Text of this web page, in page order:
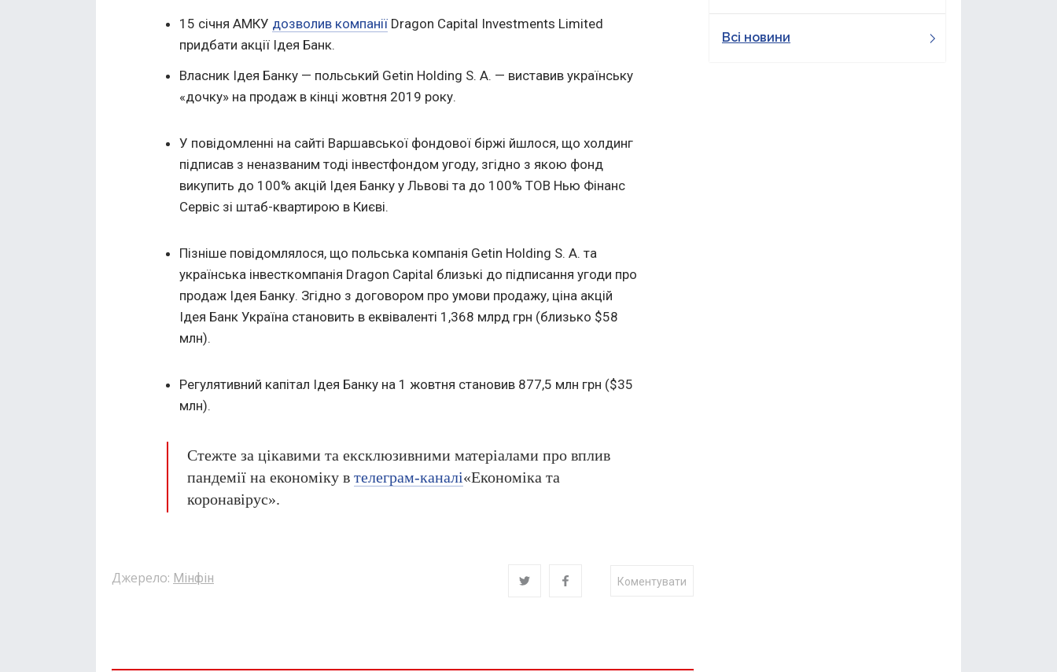
15 січня АМКУ дозволив компанії Dragon Capital Investments Limited
придбати акції Ідея Банк.
Власник Ідея Банку — польський Getin Holding S. A. — виставив українську
«дочку» на продаж в кінці жовтня 2019 року.
У повідомленні на сайті Варшавської фондової біржі йшлося, що холдинг
підписав з неназваним тоді інвестфондом угоду, згідно з якою фонд
викупить до 100% акцій Ідея Банку у Львові та до 100% ТОВ Нью Фінанс
Сервіс зі штаб-квартирою в Києві.
Пізніше повідомлялося, що польська компанія Getin Holding S. A. та
українська інвесткомпанія Dragon Capital близькі до підписання угоди про
продаж Ідея Банку. Згідно з договором про умови продажу, ціна акцій
Ідея Банк Україна становить в еквіваленті 1,368 млрд грн (близько $58
млн).
Регулятивний капітал Ідея Банку на 1 жовтня становив 877,5 млн грн ($35
млн).
Стежте за цікавими та ексклюзивними матеріалами про вплив
пандемії на економіку в телеграм-каналі«Економіка та
коронавірус».
Джерело: Мінфін Коментувати
Всі новини